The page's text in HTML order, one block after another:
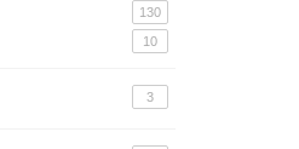
130
10
3